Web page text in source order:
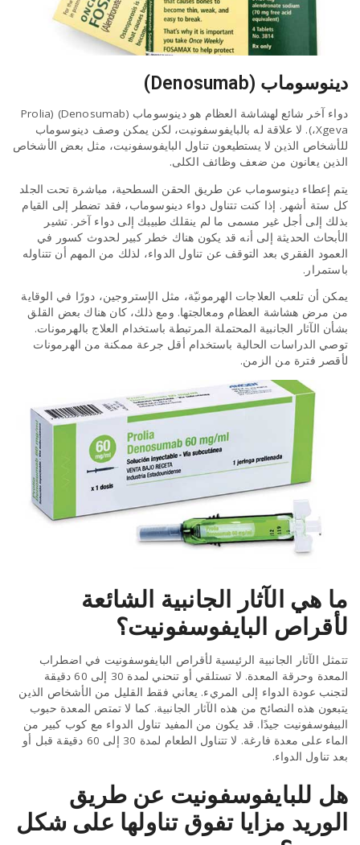
دينوسوماب (Denosumab)
دواء آخر شائع لهشاشة العظام هو دينوسوماب (Denosumab) (Prolia
،Xgeva). لا علاقة له بالبايفوسفونيت، لكن يمكن وصف دينوسوماب
للأشخاص الذين لا يستطيعون تناول البايفوسفونيت، مثل بعض الأشخاص
الذين يعانون من ضعف وظائف الكلى.
يتم إعطاء دينوسوماب عن طريق الحقن السطحية، مباشرة تحت الجلد
كل ستة أشهر. إذا كنت تتناول دواء دينوسوماب، فقد تضطر إلى القيام
بذلك إلى أجل غير مسمى ما لم ينقلك طبيبك إلى دواء آخر. تشير
الأبحاث الحديثة إلى أنه قد يكون هناك خطر كبير لحدوث كسور في
العمود الفقري بعد التوقف عن تناول الدواء، لذلك من المهم أن تتناوله
باستمرار.
يمكن أن تلعب العلاجات الهرمونيّة، مثل الإستروجين، دورًا في الوقاية
من مرض هشاشة العظام ومعالجتها. ومع ذلك، كان هناك بعض القلق
بشأن الآثار الجانبية المحتملة المرتبطة باستخدام العلاج بالهرمونات.
توصي الدراسات الحالية باستخدام أقل جرعة ممكنة من الهرمونات
لأقصر فترة من الزمن.
ما هي الآثار الجانبية الشائعة
لأقراص البايفوسفونيت؟
تتمثل الآثار الجانبية الرئيسية لأقراص البايفوسفونيت في اضطراب
المعدة وحرقة المعدة. لا تستلقي أو تنحني لمدة 30 إلى 60 دقيقة
لتجنب عودة الدواء إلى المريء. يعاني فقط القليل من الأشخاص الذين
يتبعون هذه النصائح من هذه الآثار الجانبية. كما لا تمتص المعدة حبوب
البيفوسفونيت جيدًا. قد يكون من المفيد تناول الدواء مع كوب كبير من
الماء على معدة فارغة. لا تتناول الطعام لمدة 30 إلى 60 دقيقة قبل أو
بعد تناول الدواء.
هل للبايفوسفونيت عن طريق
الوريد مزايا تفوق تناولها على شكل